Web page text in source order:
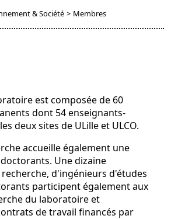
& Société > Membres
est composée de 60
dont 54 enseignants-
deux sites de ULille et ULCO.
accueille également une
Une dizaine
d'ingénieurs d'études
participent également aux
du laboratoire et
de travail financés par